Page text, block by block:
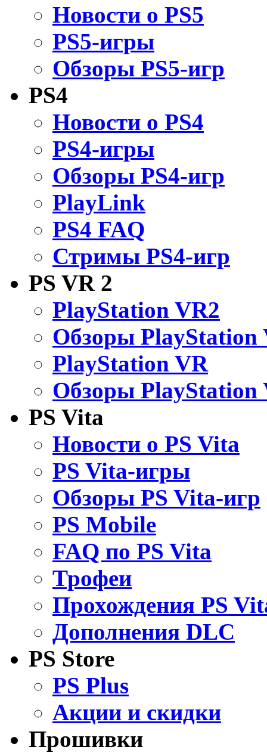
Новости о PS5
PS5-игры
Обзоры PS5-игр
PS4
Новости о PS4
PS4-игры
Обзоры PS4-игр
PlayLink
PS4 FAQ
Стримы PS4-игр
PS VR 2
PlayStation VR2
Обзоры PlayStation
PlayStation VR
Обзоры PlayStation
PS Vita
Новости о PS Vita
PS Vita-игры
Обзоры PS Vita-игр
PS Mobile
FAQ по PS Vita
Трофеи
Прохождения PS
Дополнения DLC
PS Store
PS Plus
Акции и скидки
Прошивки